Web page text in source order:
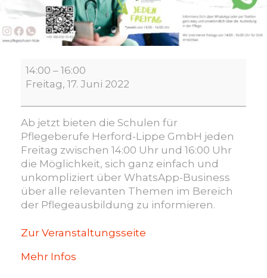
WhatsApp-
Pflegeinfo
14:00 – 16:00
Freitag, 17. Juni 2022
Ab jetzt bieten die Schulen für
Pflegeberufe Herford-Lippe GmbH jeden
Freitag zwischen 14:00 Uhr und 16:00 Uhr
die Möglichkeit, sich ganz einfach und
unkompliziert über WhatsApp-Business
über alle relevanten Themen im Bereich
der Pflegeausbildung zu informieren.
Zur Veranstaltungsseite
Mehr Infos